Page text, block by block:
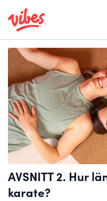
AVSNITT 2. Hur
karate?